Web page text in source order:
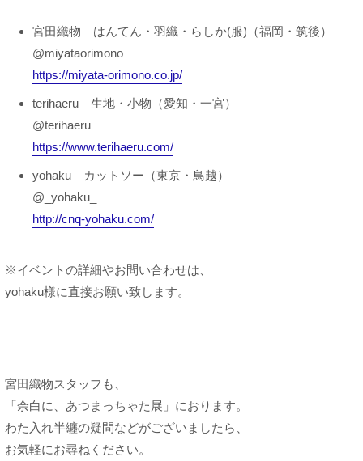
宮田織物 はんてん・羽織・らしか(服)（福岡・筑後）
@miyataorimono
https://miyata-orimono.co.jp/
terihaeru 生地・小物（愛知・一宮）
@terihaeru
https://www.terihaeru.com/
yohaku カットソー（東京・鳥越）
@_yohaku_
http://cnq-yohaku.com/
※イベントの詳細やお問い合わせは、
yohaku様に直接お願い致します。
宮田織物スタッフも、
「余白に、あつまっちゃた展」におります。
わた入れ半纏の疑問などがございましたら、
お気軽にお尋ねください。